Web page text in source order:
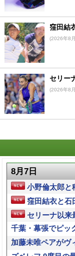
窪田結
(2026年8
セリー
(2026年8
8月7日
小野倫太郎と
窪田結衣と石
セリーナ以来
千葉・幕張でピッ
加藤未唯ペアがヴ